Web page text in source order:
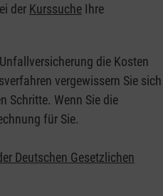
der Kurssuche Ihre
die Kosten
vergewissern Sie sich
Schritte. Wenn Sie die
für Sie.
Deutschen Gesetzlichen